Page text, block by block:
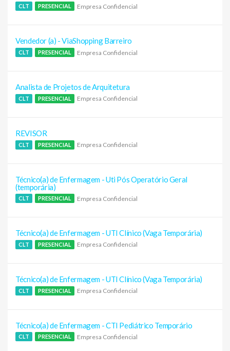
CLT PRESENCIAL Empresa Confidencial
Vendedor (a) - ViaShopping Barreiro
CLT PRESENCIAL Empresa Confidencial
Analista de Projetos de Arquitetura
CLT PRESENCIAL Empresa Confidencial
REVISOR
CLT PRESENCIAL Empresa Confidencial
Técnico(a) de Enfermagem - Uti Pós Operatório Geral
(temporária)
CLT PRESENCIAL Empresa Confidencial
Técnico(a) de Enfermagem - UTI Clínico (Vaga Temporária)
CLT PRESENCIAL Empresa Confidencial
Técnico(a) de Enfermagem - UTI Clínico (Vaga Temporária)
CLT PRESENCIAL Empresa Confidencial
Técnico(a) de Enfermagem - CTI Pediátrico Temporário
CLT PRESENCIAL Empresa Confidencial